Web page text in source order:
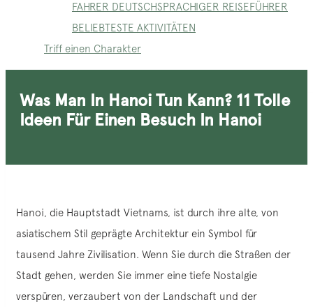
FAHRER DEUTSCHSPRACHIGER REISEFÜHRER
BELIEBTESTE AKTIVITÄTEN
Triff einen Charakter
Was Man In Hanoi Tun Kann? 11 Tolle
Ideen Für Einen Besuch In Hanoi
Hanoi, die Hauptstadt Vietnams, ist durch ihre alte, von
asiatischem Stil geprägte Architektur ein Symbol für
tausend Jahre Zivilisation. Wenn Sie durch die Straßen der
Stadt gehen, werden Sie immer eine tiefe Nostalgie
verspüren, verzaubert von der Landschaft und der